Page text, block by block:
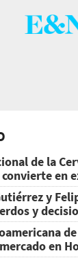
de la
en
y
y
en